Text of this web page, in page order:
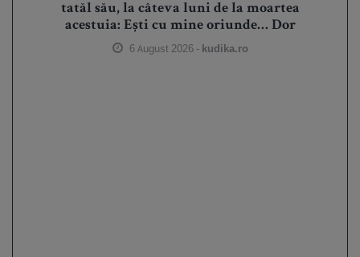
tatăl său, la câteva luni de la moartea
acestuia: Ești cu mine oriunde… Dor
6 August 2026 - kudika.ro